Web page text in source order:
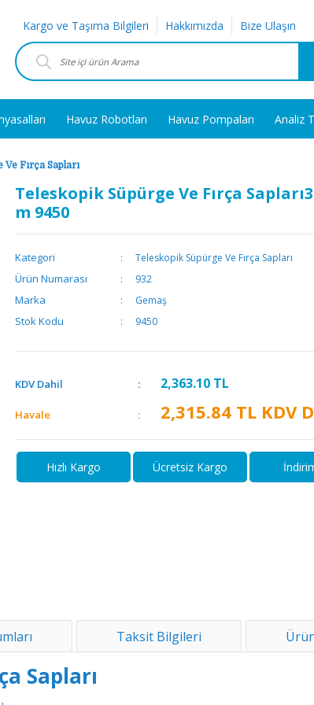
Kargo ve Taşıma Bilgileri Hakkımızda Bize Ulaşın
Havuz Robotları Havuz Pompaları Analiz
Fırça Sapları
Teleskopik Süpürge Ve Fırça
m 9450
Kategori Teleskopik Süpürge Ve Fırça Sapları
Ürün Numarası 932
Marka Gemaş
Stok Kodu 9450
KDV Dahil 2,363.10TL
Havale 2,315.84TL KDV
Hızlı Kargo Ücretsiz Kargo
Taksit Bilgileri
Sapları